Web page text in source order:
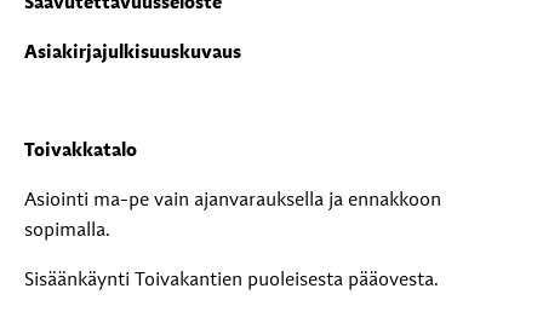
Asiakirjajulkisuuskuvaus
Toivakkatalo
Asiointi ma-pe vain ajanvarauksella ja ennakkoon
sopimalla.
Sisäänkäynti Toivakantien puoleisesta pääovesta.